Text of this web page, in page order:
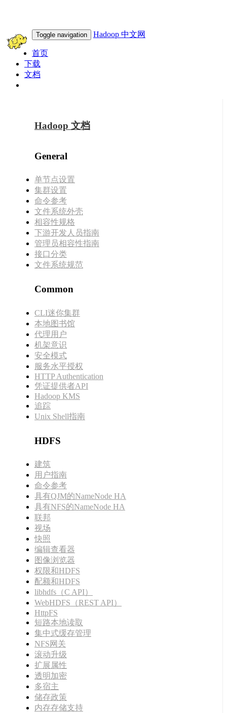
Toggle navigation Hadoop 中文网
首页
下载
文档
Hadoop 文档
General
单节点设置
集群设置
命令参考
文件系统外壳
相容性规格
下游开发人员指南
管理员相容性指南
接口分类
文件系统规范
Common
CLI迷你集群
本地图书馆
代理用户
机架意识
安全模式
服务水平授权
HTTP Authentication
凭证提供者API
Hadoop KMS
追踪
Unix Shell指南
HDFS
建筑
用户指南
命令参考
具有QJM的NameNode HA
具有NFS的NameNode HA
联邦
视场
快照
编辑查看器
图像浏览器
权限和HDFS
配额和HDFS
libhdfs（C API）
WebHDFS（REST API）
HttpFS
短路本地读取
集中式缓存管理
NFS网关
滚动升级
扩展属性
透明加密
多宿主
储存政策
内存存储支持